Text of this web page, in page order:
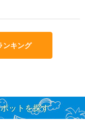
ンキング
ットを探す